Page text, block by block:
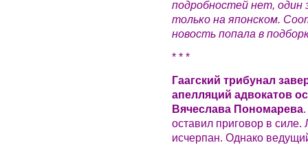
подробностей нет, один
только на японском.
новость попала в
* * *
Гаагский трибунал
апелляций адвокатов
Вячеслава Пономарева
оставил приговор в
исчерпан. Однако